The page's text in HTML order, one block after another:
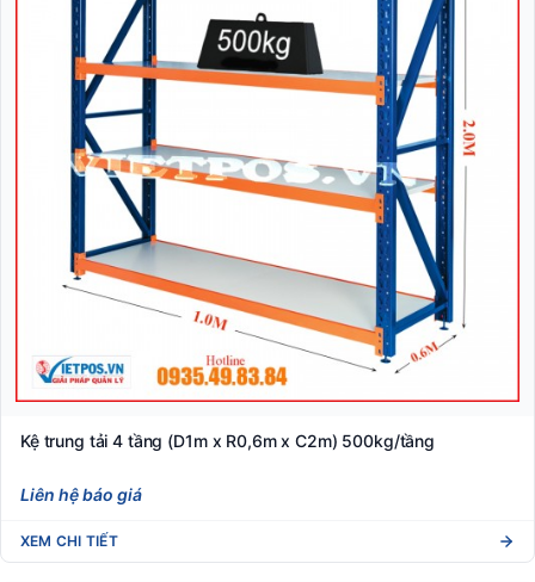
Kệ trung tải 4 tầng (D1m x R0,6m x C2m) 500kg/tầng
Liên hệ báo giá
XEM CHI TIẾT